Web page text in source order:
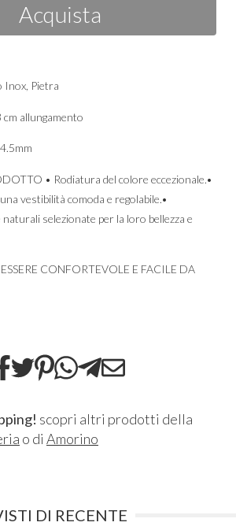
Acquista
Inox, Pietra
allungamento
• Rodiatura del colore eccezionale.•
vestibilità comoda e regolabile.•
selezionate per la loro bellezza e
CONFORTEVOLE E FACILE DA
scopri altri prodotti della
o di Amorino
DI RECENTE